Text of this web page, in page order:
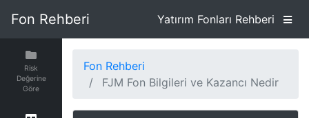
Fon Rehberi Yatırım Fonları Rehberi
Risk
Değerine
Göre
Fon Rehberi
FJM Fon Bilgileri ve Kazancı Nedir